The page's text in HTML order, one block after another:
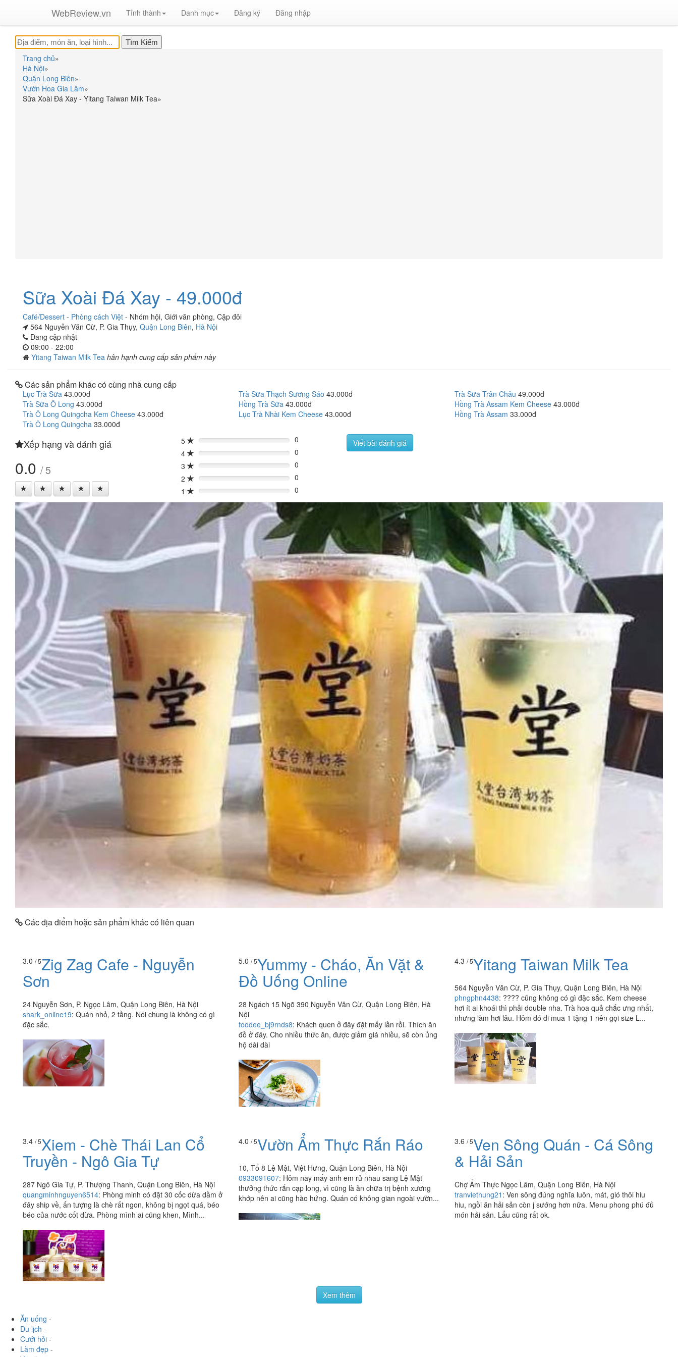
WebReview.vn Tỉnh thành Danh mục Đăng ký Đăng nhập
Trang chủ»
Hà Nội»
Quận Long Biên»
Vườn Hoa Gia Lâm»
Sữa Xoài Đá Xay - Yitang Taiwan Milk Tea»
Sữa Xoài Đá Xay - 49.000đ
Café/Dessert - Phòng cách Việt - Nhóm hội, Giới văn phòng, Cặp đôi
564 Nguyễn Văn Cừ, P. Gia Thụy, Quận Long Biên, Hà Nội
Đang cập nhật
09:00 - 22:00
Yitang Taiwan Milk Tea hân hạnh cung cấp sản phẩm này
Các sản phẩm khác có cùng nhà cung cấp
Lục Trà Sữa 43.000đ Trà Sữa Thạch Sương Sáo 43.000đ Trà Sữa Trân Châu 49.000đ
Trà Sữa Ô Long 43.000đ Hồng Trà Sữa 43.000đ Hồng Trà Assam Kem Cheese 43.000đ
Trà Ô Long Quingcha Kem Cheese 43.000đ Lục Trà Nhài Kem Cheese 43.000đ Hồng Trà Assam 33.000đ
Trà Ô Long Quingcha 33.000đ
Xếp hạng và đánh giá
0.0 / 5
5 0%
0
4
0%
0
3
0%
0
2
0%
0
1
0% 0
Viết bài đánh giá
Các địa điểm hoặc sản phẩm khác có liên quan
3.0 / 5Zig Zag Cafe - Nguyễn
Sơn
24 Nguyễn Sơn, P. Ngọc Lâm, Quận Long Biên, Hà Nội
shark_online19: Quán nhỏ, 2 tầng. Nói chung là không có gì
đặc sắc.
5.0 / 5Yummy - Cháo, Ăn Vặt &
Đồ Uống Online
28 Ngách 15 Ngõ 390 Nguyễn Văn Cừ, Quận Long Biên, Hà
Nội
foodee_bj9rnds8: Khách quen ở đây đặt mấy lần rồi. Thích ăn
đồ ở đây. Cho nhiều thức ăn, được giảm giá nhiều, sẽ còn ủng
hộ dài dài
4.3 / 5Yitang Taiwan Milk Tea
564 Nguyễn Văn Cừ, P. Gia Thụy, Quận Long Biên, Hà Nội
phngphn4438: ???? cũng không có gì đặc sắc. Kem cheese
hơi ít ai khoái thì phải double nha. Trà hoa quả chắc ưng nhất,
nhưng làm hơi lâu. Hôm đó đi mua 1 tặng 1 nên gọi size L...
3.4 / 5Xiem - Chè Thái Lan Cổ
Truyền - Ngô Gia Tự
287 Ngô Gia Tự, P. Thượng Thanh, Quận Long Biên, Hà Nội
quangminhnguyen6514: Phòng minh có đặt 30 cốc dừa dầm ở
đây ship về, ấn tượng là chè rất ngon, không bị ngọt quá, béo
béo của nước cốt dừa. Phòng mình ai cũng khen, Mình...
4.0 / 5Vườn Ẩm Thực Rắn Ráo
10, Tổ 8 Lệ Mật, Việt Hưng, Quận Long Biên, Hà Nội
0933091607: Hôm nay mấy anh em rủ nhau sang Lệ Mật
thưởng thức rắn cạp long, vì cũng là ăn chữa trị bệnh xương
khớp nên ai cũng hào hứng. Quán có không gian ngoài vườn...
3.6 / 5Ven Sông Quán - Cá Sông
& Hải Sản
Chợ Ẩm Thực Ngọc Lâm, Quận Long Biên, Hà Nội
tranviethung21 : Ven sông đúng nghĩa luôn, mát, gió thôi hiu
hiu, ngồi ăn hải sản còn j sướng hơn nữa. Menu phong phú đủ
món hải sản. Lẩu cũng rất ok.
Xem thêm
Ăn uống -
Du lịch -
Cưới hỏi -
Làm đẹp -